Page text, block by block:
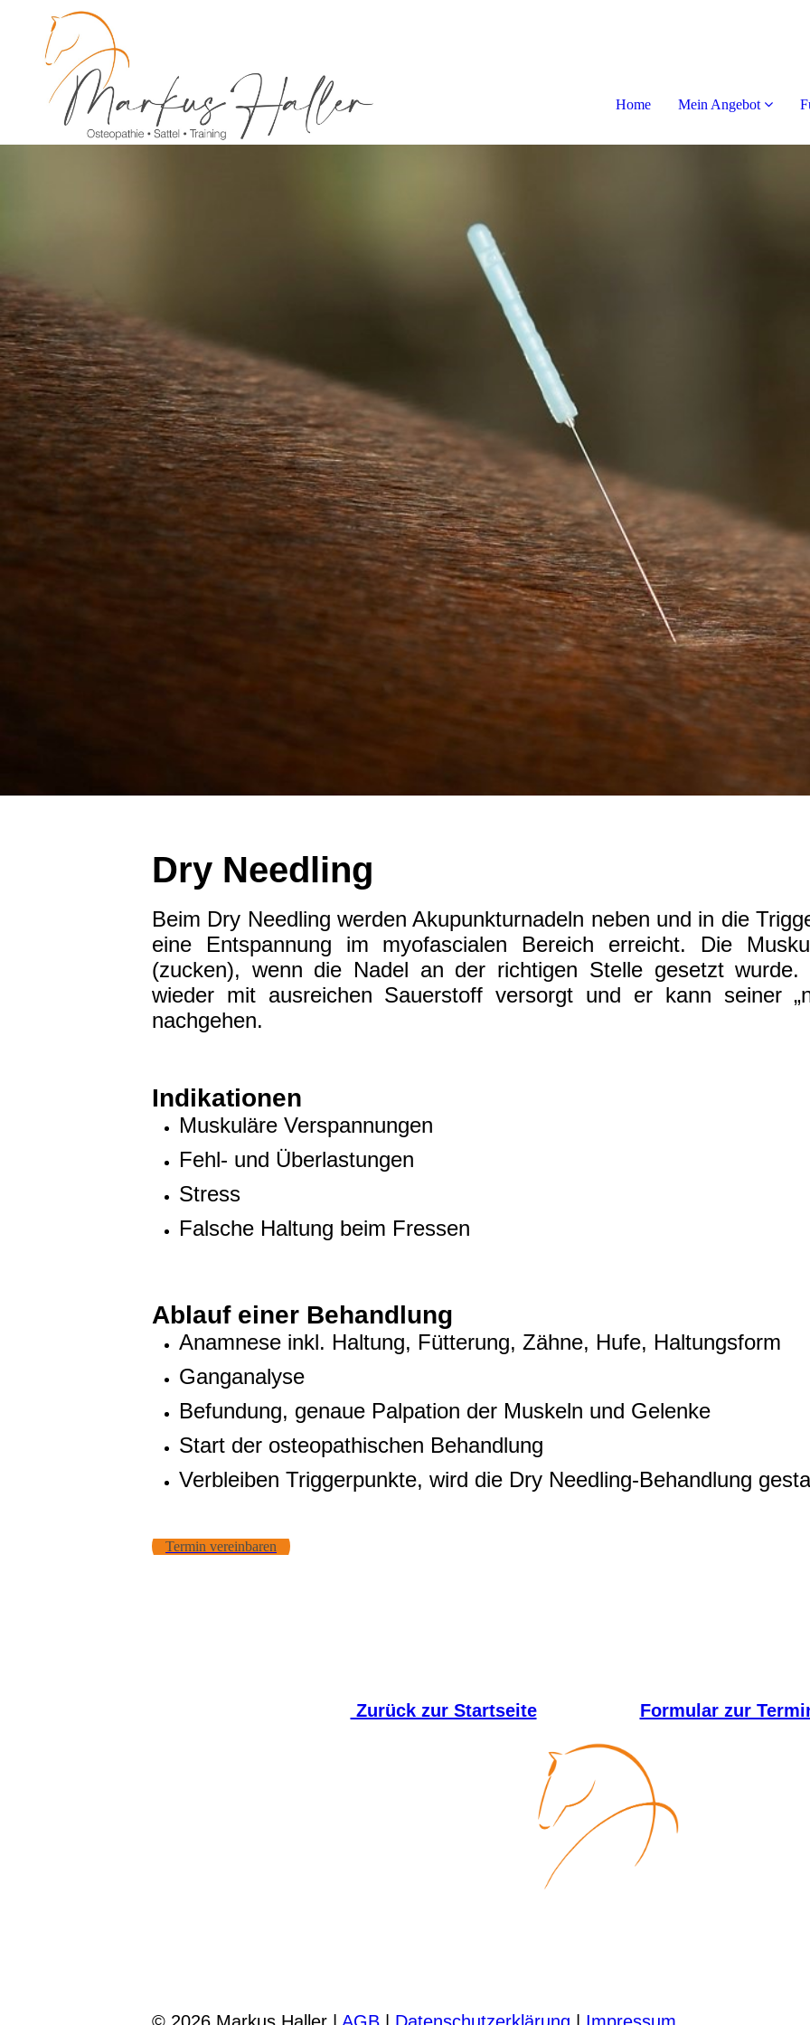
Home Mein Angebot
Dry Needling
Beim Dry Needling werden Akupunkturnadeln neben und in die
eine Entspannung im myofascialen Bereich erreicht. Die
(zucken), wenn die Nadel an der richtigen Stelle gesetzt
wieder mit ausreichen Sauerstoff versorgt und er kann seiner
nachgehen.
Indikationen
Muskuläre Verspannungen
Fehl- und Überlastungen
Stress
Falsche Haltung beim Fressen
Ablauf einer Behandlung
Anamnese inkl. Haltung, Fütterung, Zähne, Hufe, Haltungsform
Ganganalyse
Befundung, genaue Palpation der Muskeln und Gelenke
Start der osteopathischen Behandlung
Verbleiben Triggerpunkte, wird die Dry Needling-Behandlung
Termin vereinbaren
Zurück zur Startseite Formular zur